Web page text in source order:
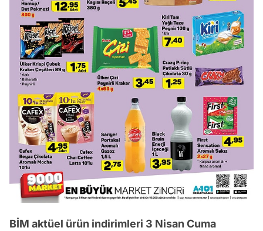
BİM aktüel ürün indirimleri 3 Nisan Cuma